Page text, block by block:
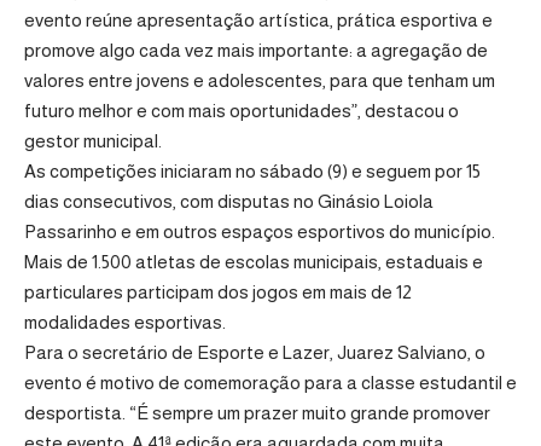
evento reúne apresentação artística, prática esportiva e
promove algo cada vez mais importante: a agregação de
valores entre jovens e adolescentes, para que tenham um
futuro melhor e com mais oportunidades”, destacou o
gestor municipal.
As competições iniciaram no sábado (9) e seguem por 15
dias consecutivos, com disputas no Ginásio Loiola
Passarinho e em outros espaços esportivos do município.
Mais de 1.500 atletas de escolas municipais, estaduais e
particulares participam dos jogos em mais de 12
modalidades esportivas.
Para o secretário de Esporte e Lazer, Juarez Salviano, o
evento é motivo de comemoração para a classe estudantil e
desportista. “É sempre um prazer muito grande promover